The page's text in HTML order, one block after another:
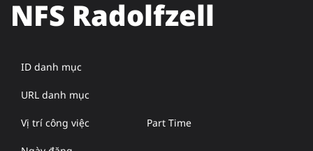
NFS Radolfzell
ID danh mục
URL danh mục
Vị trí công việc Part Time